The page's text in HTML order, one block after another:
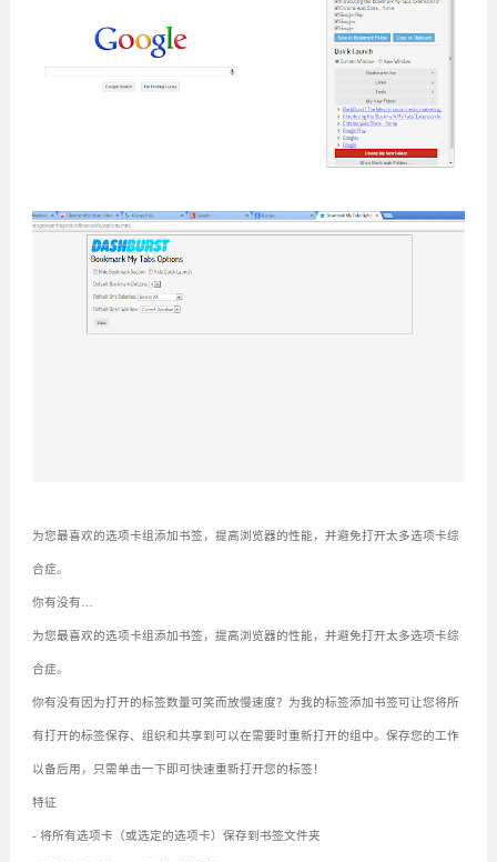
为您最喜欢的选项卡组添加书签，提高浏览器的性能，并避免打开太多选项卡综
合症。
你有没有…
为您最喜欢的选项卡组添加书签，提高浏览器的性能，并避免打开太多选项卡综
合症。
你有没有因为打开的标签数量可笑而放慢速度？为我的标签添加书签可让您将所
有打开的标签保存、组织和共享到可以在需要时重新打开的组中。保存您的工作
以备后用，只需单击一下即可快速重新打开您的标签！
特征
- 将所有选项卡（或选定的选项卡）保存到书签文件夹